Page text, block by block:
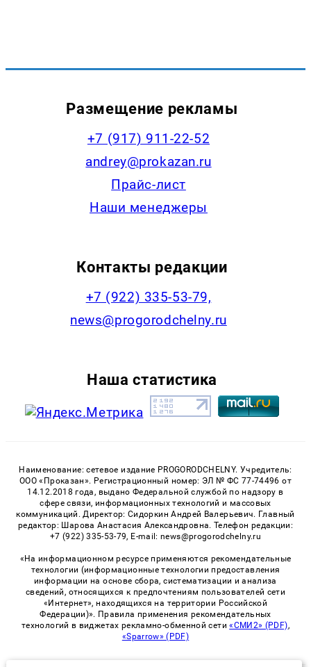
Размещение рекламы
+7 (917) 911-22-52
andrey@prokazan.ru
Прайс-лист
Наши менеджеры
Контакты редакции
+7 (922) 335-53-79,
news@progorodchelny.ru
Наша статистика
Наименование: сетевое издание PROGORODCHELNY. Учредитель:
ООО «Проказан». Регистрационный номер: ЭЛ № ФС 77-74496 от
14.12.2018 года, выдано Федеральной службой по надзору в
сфере связи, информационных технологий и массовых
коммуникаций. Директор: Сидоркин Андрей Валерьевич. Главный
редактор: Шарова Анастасия Александровна. Телефон редакции:
+7 (922) 335-53-79, E-mail: news@progorodchelny.ru
«На информационном ресурсе применяются рекомендательные
технологии (информационные технологии предоставления
информации на основе сбора, систематизации и анализа
сведений, относящихся к предпочтениям пользователей сети
«Интернет», находящихся на территории Российской
Федерации)». Правила применения рекомендательных
технологий в виджетах рекламно-обменной сети«СМИ2» (PDF),
«Sparrow» (PDF)